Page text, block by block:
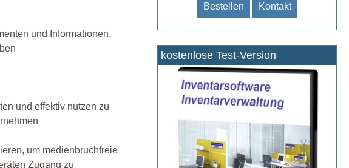
und Informationen.
und effektiv nutzen zu
um medienbruchfreie
Zugang zu
Bestellen Kontakt
kostenlose Test-Version